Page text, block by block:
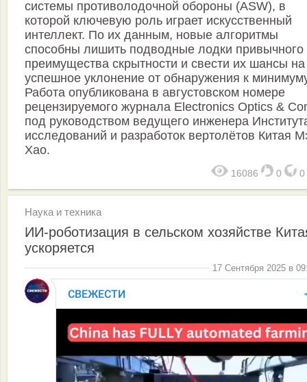
системы противолодочной обороны (ASW), в
которой ключевую роль играет искусственный
интеллект. По их данным, новые алгоритмы
способны лишить подводные лодки привычного
преимущества скрытности и свести их шансы на
успешное уклонение от обнаружения к
Работа опубликована в августовском номере
рецензируемого журнала Electronics Optics &
под руководством ведущего инженера
исследований и разработок вертолётов Китая
Хао.
16086 0 0
Наука и техника
ИИ-роботизация в сельском хозяйстве
ускоряется
17 Сентября 2025 в